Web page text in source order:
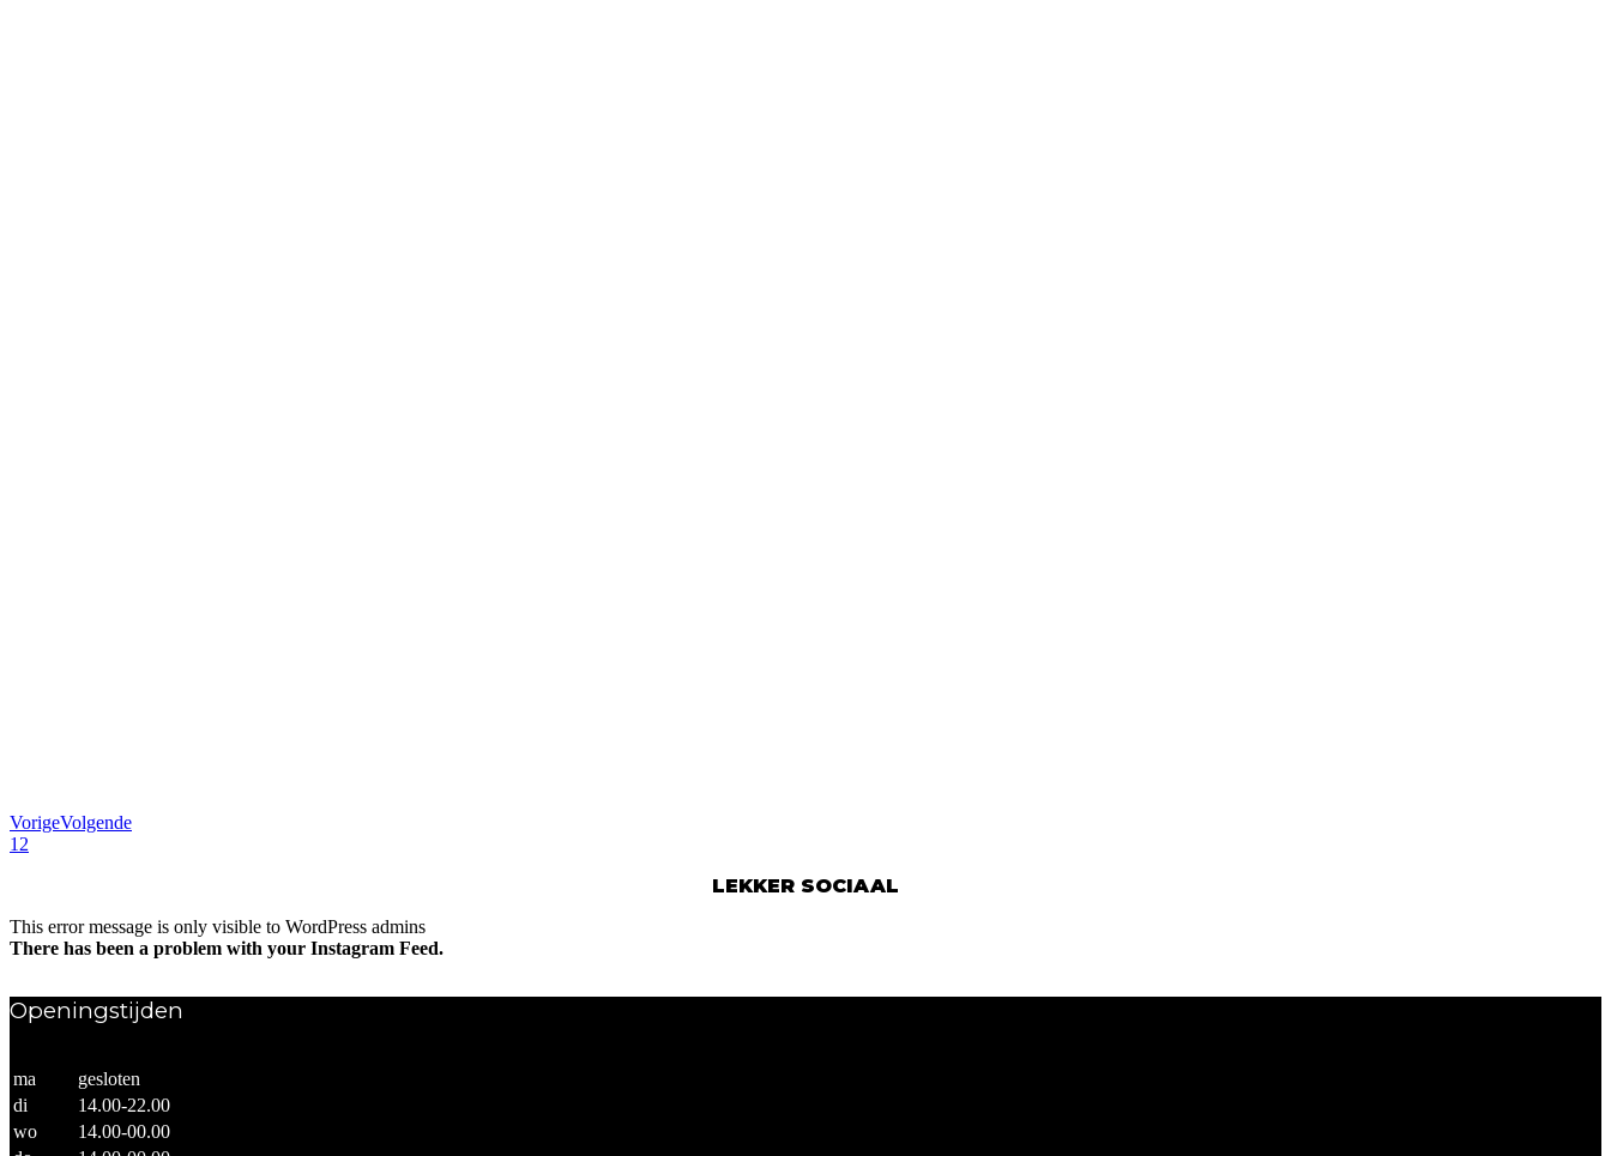
VorigeVolgende
1 2
LEKKER SOCIAAL
This error message is only visible to WordPress admins
There has been a problem with your Instagram Feed.
Openingstijden
ma
gesloten
di
14.00-22.00
wo
14.00-00.00